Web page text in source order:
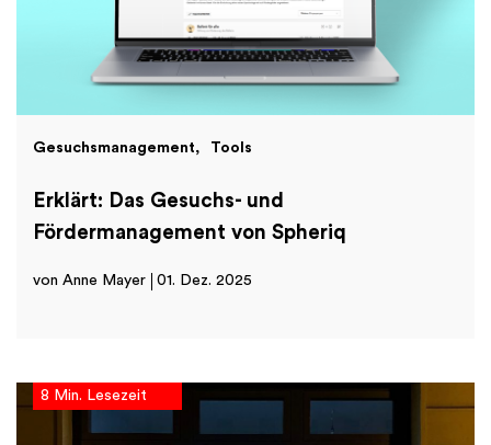
Gesuchsmanagement Tools
Erklärt: Das Gesuchs- und
Fördermanagement von Spheriq
von Anne Mayer 01. Dez. 2025
8 Min. Lesezeit